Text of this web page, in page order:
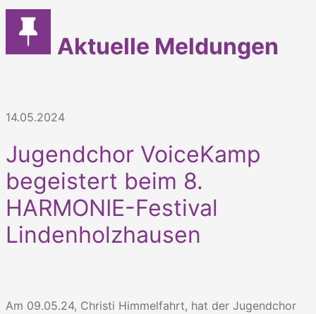
Aktuelle Meldungen
14.05.2024
Jugendchor VoiceKamp
begeistert beim 8.
HARMONIE-Festival
Lindenholzhausen
Am 09.05.24, Christi Himmelfahrt, hat der Jugendchor